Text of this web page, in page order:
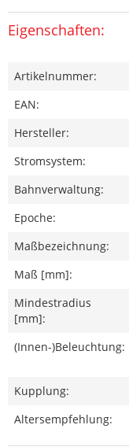
Eigenschaften:
Artikelnummer:
EAN:
Hersteller:
Stromsystem:
Bahnverwaltung:
Epoche:
Maßbezeichnung:
Maß [mm]:
Mindestradius
[mm]:
(Innen-)Beleuchtung:
Kupplung:
Altersempfehlung: